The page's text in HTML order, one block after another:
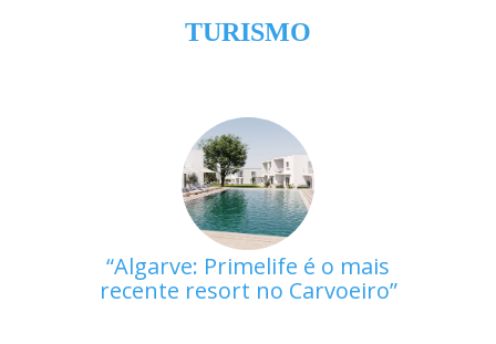
TURISMO
Algarve: Primelife é o mais
recente resort no Carvoeiro